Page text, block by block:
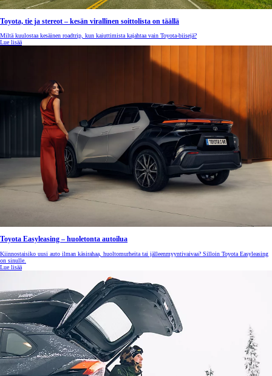
Toyota, tie ja stereot – kesän virallinen soittolista on täällä
Miltä kuulostaa kesäinen roadtrip, kun kaiuttimista kajahtaa vain Toyota-biisejä?
Lue lisää
Toyota Easyleasing – huoletonta autoilua
Kiinnostaisiko uusi auto ilman käsirahaa, huoltomurheita tai jälleenmyyntivaivaa? Silloin Toyota Easyleasing
on sinulle.
Lue lisää